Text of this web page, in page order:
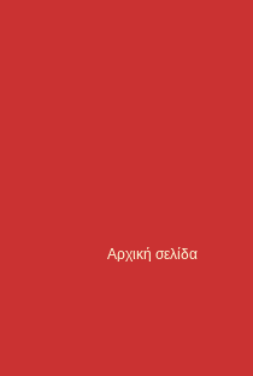
Αρχική σελίδα